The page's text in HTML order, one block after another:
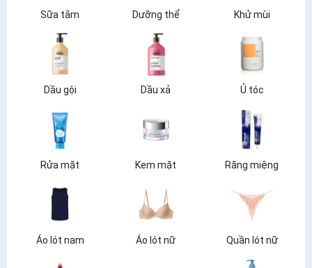
Sữa tắm Dưỡng thể Khử mùi
Dầu gội Dầu xả Ủ tóc
Rửa mặt Kem mặt Răng miệng
Áo lót nam Áo lót nữ Quần lót nữ